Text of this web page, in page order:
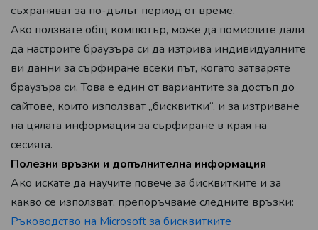
съхраняват за по-дълъг период от време.
Ако ползвате общ компютър, може да помислите дали
да настроите браузъра си да изтрива индивидуалните
ви данни за сърфиране всеки път, когато затваряте
браузъра си. Това е един от вариантите за достъп до
сайтове, които използват „бисквитки“, и за изтриване
на цялата информация за сърфиране в края на
сесията.
Полезни връзки и допълнителна информация
Ако искате да научите повече за бисквитките и за
какво се използват, препоръчваме следните връзки:
Ръководство на Microsoft за бисквитките